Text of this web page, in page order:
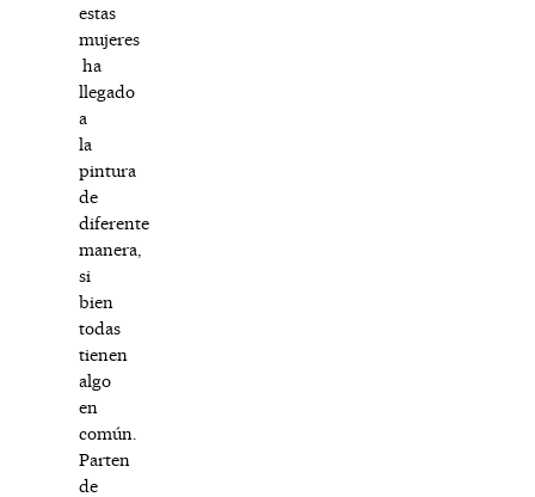
estas
mujeres
ha
llegado
a
la
pintura
de
diferente
manera,
si
bien
todas
tienen
algo
en
común.
Parten
de